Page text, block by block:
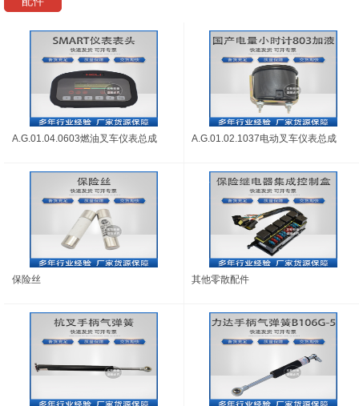
A.G.01.04.0603燃油叉车仪表总成 A.G.01.02.1037电动叉车仪表总成
保险丝 其他零散配件